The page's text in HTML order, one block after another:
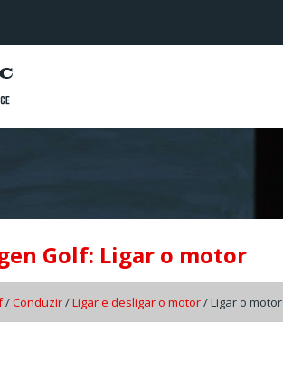
Golf: Ligar o motor
/Conduzir/Ligar e desligar o motor/ Ligar o motor